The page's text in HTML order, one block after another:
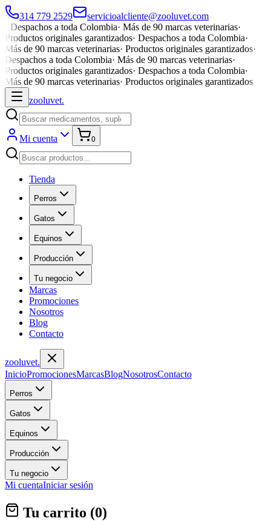
314 779 2529
servicioalcliente@zooluvet.com
Despachos a toda Colombia· Más de 90 marcas veterinarias·
Productos originales garantizados· Despachos a toda Colombia·
Más de 90 marcas veterinarias· Productos originales garantizados·
Despachos a toda Colombia· Más de 90 marcas veterinarias·
Productos originales garantizados· Despachos a toda Colombia·
Más de 90 marcas veterinarias· Productos originales garantizados
zooluvet.
Mi cuenta 0
Tienda
Perros
Gatos
Equinos
Producción
Tu negocio
Marcas
Promociones
Nosotros
Blog
Contacto
zooluvet.
InicioPromocionesMarcasBlogNosotrosContacto
Perros
Gatos
Equinos
Producción
Tu negocio
Mi cuentaIniciar sesión
Tu carrito (0)